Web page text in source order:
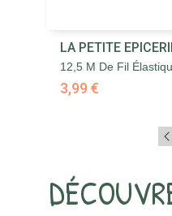
LA PETITE
12,5 M De Fil
3,99 €